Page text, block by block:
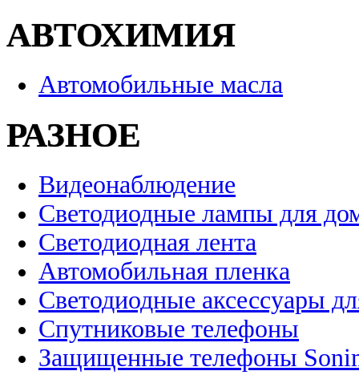
АВТОХИМИЯ
Автомобильные масла
РАЗНОЕ
Видеонаблюдение
Светодиодные лампы для
Светодиодная лента
Автомобильная пленка
Светодиодные аксессуары
Спутниковые телефоны
Защищенные телефоны